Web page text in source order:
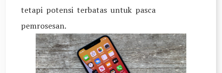
tetapi potensi terbatas untuk pasca
pemrosesan.